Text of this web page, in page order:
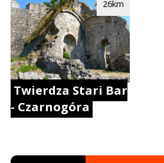
Twierdza Stari Bar
- Czarnogóra
26km